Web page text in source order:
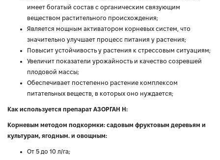
имеет богатый состав с органическим связующим
веществом растительного происхождения;
Является мощным активатором корневых систем, что
значительно улучшает процесс питания у растения;
Повысит устойчивость у растения к стрессовым ситуациям;
Увеличит показатели урожайность и качество созревшей
плодовой массы;
Обеспечивает постепенно растение комплексом
питательных веществ, в которых оно нуждается;
Как используется препарат АЗОРГАН Н:
Корневым методом подкормки: садовым фруктовым деревьям и
культурам, ягодным. и овощным:
От 5 до 10 л/га;